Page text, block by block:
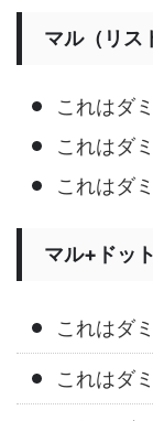
マル（リス
これはダ
これはダ
これはダ
マル+ドッ
これはダ
これはダ